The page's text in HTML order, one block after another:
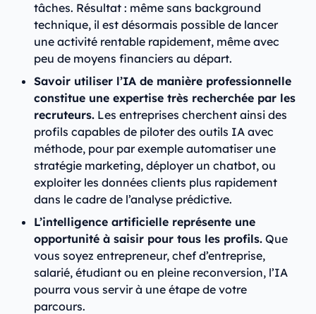
tâches. Résultat : même sans background
technique, il est désormais possible de lancer
une activité rentable rapidement, même avec
peu de moyens financiers au départ.
Savoir utiliser l’IA de manière professionnelle
constitue une expertise très recherchée par les
recruteurs. Les entreprises cherchent ainsi des
profils capables de piloter des outils IA avec
méthode, pour par exemple automatiser une
stratégie marketing, déployer un chatbot, ou
exploiter les données clients plus rapidement
dans le cadre de l’analyse prédictive.
L’intelligence artificielle représente une
opportunité à saisir pour tous les profils. Que
vous soyez entrepreneur, chef d’entreprise,
salarié, étudiant ou en pleine reconversion, l’IA
pourra vous servir à une étape de votre
parcours.